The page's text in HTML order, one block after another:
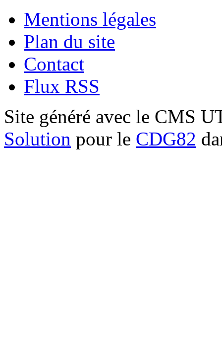
Mentions légales
Plan du site
Contact
Flux RSS
Site généré avec le CMS
Solution pour le CDG82